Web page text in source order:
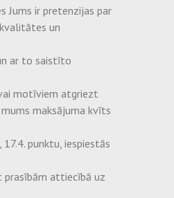
Jums ir pretenzijas par
un
ar to saistīto
motīviem atgriezt
maksājuma kvīts
punktu, iespiestās
prasībām attiecībā uz